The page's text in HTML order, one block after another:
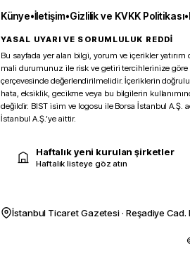
Künye•İletişim•Gizlilik ve KVKK Politikası•
YASAL UYARI VE SORUMLULUK REDDİ
Bu sayfada yer alan bilgi, yorum ve içerikler yatırım
mali durumunuz ile risk ve getiri tercihlerinize göre
çerçevesinde değerlendirilmelidir. İçeriklerin
hata, eksiklik, gecikme veya bu bilgilerin
değildir. BIST isim ve logosu ile Borsa İstanbul A.Ş.
İstanbul A.Ş.’ye aittir.
Haftalık yeni kurulan şirketler
Haftalık listeye göz atın
İstanbul Ticaret Gazetesi · Reşadiye